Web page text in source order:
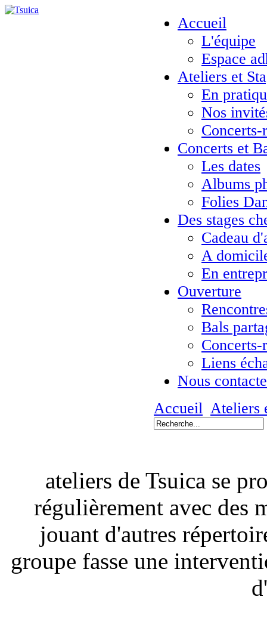
Accueil
L'équipe
Espace
Ateliers et
En
Nos
Concerts-
Concerts et
Les dates
Albums
Folies
Des stages
Cadeau
A
En
Ouverture
Bals
Concerts-
Liens
Nous
Accueil Ateliers
ateliers de Tsuica se
régulièrement avec des
jouant d'autres
groupe fasse une